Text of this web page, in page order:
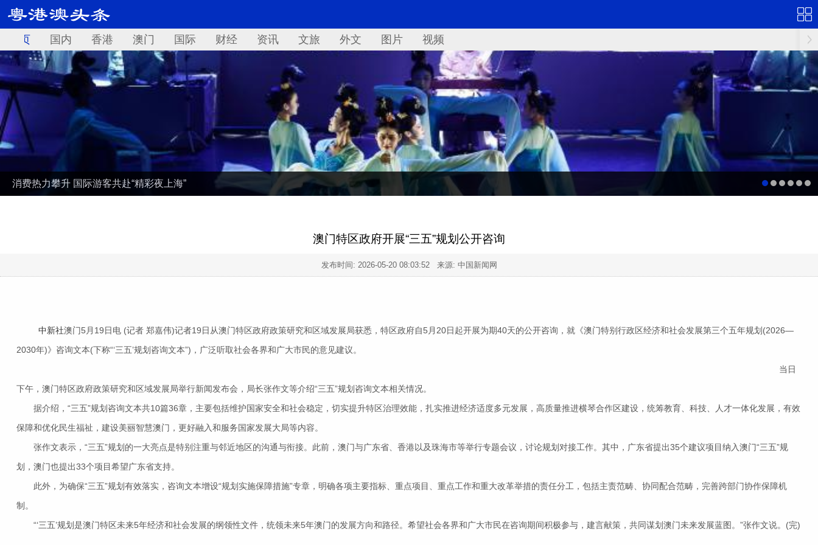
首页 国内 香港 澳门 国际 财经 资讯 文旅 外文 图片 视频
消费热力攀升 国际游客共赴“精彩夜上海”
澳门特区政府开展“三五”规划公开咨询
发布时间: 2026-05-20 08:03:52来源: 中国新闻网
中新社澳门5月19日电 (记者 郑嘉伟)记者19日从澳门特区政府政策研究和区域发展局获悉，特区政府自5月20日起开展为期40天的公开咨询，就《澳门特别行政区经济和社会发展第三个五年规划(2026—
2030年)》咨询文本(下称“‘三五’规划咨询文本”)，广泛听取社会各界和广大市民的意见建议。
当日
下午，澳门特区政府政策研究和区域发展局举行新闻发布会，局长张作文等介绍“三五”规划咨询文本相关情况。
据介绍，“三五”规划咨询文本共10篇36章，主要包括维护国家安全和社会稳定，切实提升特区治理效能，扎实推进经济适度多元发展，高质量推进横琴合作区建设，统筹教育、科技、人才一体化发展，有效
保障和优化民生福祉，建设美丽智慧澳门，更好融入和服务国家发展大局等内容。
张作文表示，“三五”规划的一大亮点是特别注重与邻近地区的沟通与衔接。此前，澳门与广东省、香港以及珠海市等举行专题会议，讨论规划对接工作。其中，广东省提出35个建议项目纳入澳门“三五”规
划，澳门也提出33个项目希望广东省支持。
此外，为确保“三五”规划有效落实，咨询文本增设“规划实施保障措施”专章，明确各项主要指标、重点项目、重点工作和重大改革举措的责任分工，包括主责范畴、协同配合范畴，完善跨部门协作保障机
制。
“‘三五’规划是澳门特区未来5年经济和社会发展的纲领性文件，统领未来5年澳门的发展方向和路径。希望社会各界和广大市民在咨询期间积极参与，建言献策，共同谋划澳门未来发展蓝图。”张作文说。(完)